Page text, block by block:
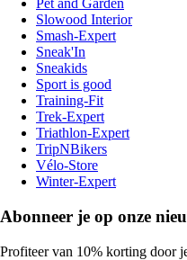
Pet and Garden
Slowood Interior
Smash-Expert
Sneak'In
Sneakids
Sport is good
Training-Fit
Trek-Expert
Triathlon-Expert
TripNBikers
Vélo-Store
Winter-Expert
Abonneer je op onze
Profiteer van 10% korting door